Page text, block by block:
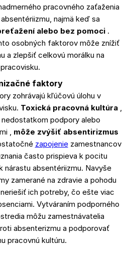
pracovného zaťaženia
najmä keď sa
alebo bez pomoci.
osobných faktorov môže znížiť
a zlepšiť celkovú morálku na
pracovisku.
faktory
zohrávajú kľúčovú úlohu v
Toxická pracovná kultúra,
podpory alebo
, môže zvýšiť absentirizmus
zapojeniezamestnancov
často prispieva k pocitu
nárastu absentériizmu. Navyše
zamerané na zdravie a pohodu
ich potreby, čo ešte viac
Vytváraním podporného
môžu zamestnávatelia
absenterizmu a podporovať
pracovnú kultúru.